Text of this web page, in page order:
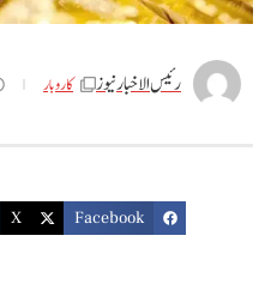
رئیس الاخبار نیوز کاروبار
Facebook
X